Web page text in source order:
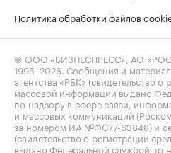
Политика обработки файлов
© ООО «БИЗНЕСПРЕСС», АО
1995–2026 . Сообщения и
агентства «РБК» (свидетельство о
массовой информации выдано
по надзору в сфере связи,
и массовых коммуникаций
за номером ИА №ФС77-63848) и
(свидетельство о регистрации
выдано Федеральной службой по